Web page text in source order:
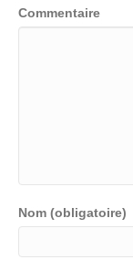
Commentaire
Nom (obligatoire)